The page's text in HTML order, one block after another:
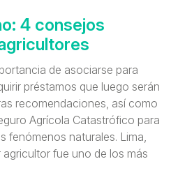
4 consejos
de asociarse para
préstamos que luego serán
recomendaciones, así como
Agrícola Catastrófico para
fenómenos naturales. Lima,
fue uno de los más